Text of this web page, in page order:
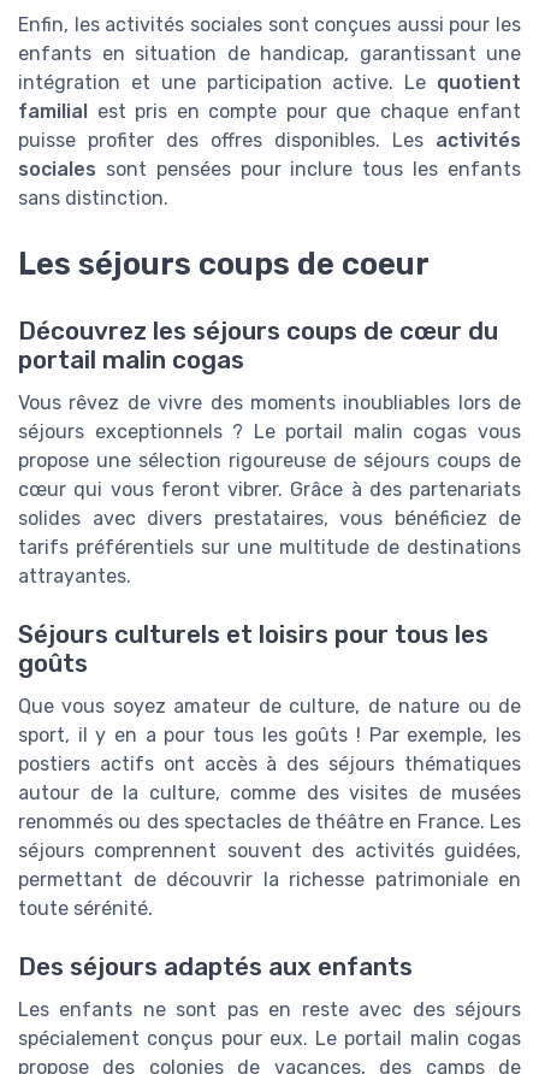
Enfin, les activités sociales sont conçues aussi pour les
enfants en situation de handicap, garantissant une
intégration et une participation active. Le quotient
familial
est pris en compte pour que chaque enfant
puisse profiter des offres disponibles. Les activités
sociales sont pensées pour inclure tous les enfants
sans distinction.
Les séjours coups de coeur
Découvrez les séjours coups de cœur du
portail malin cogas
Vous rêvez de vivre des moments inoubliables lors de
séjours exceptionnels ? Le portail malin cogas vous
propose une sélection rigoureuse de séjours coups de
cœur qui vous feront vibrer. Grâce à des partenariats
solides avec divers prestataires, vous bénéficiez de
tarifs préférentiels sur une multitude de destinations
attrayantes.
Séjours culturels et loisirs pour tous les
goûts
Que vous soyez amateur de culture, de nature ou de
sport, il y en a pour tous les goûts ! Par exemple, les
postiers actifs ont accès à des séjours thématiques
autour de la culture, comme des visites de musées
renommés ou des spectacles de théâtre en France. Les
séjours comprennent souvent des activités guidées,
permettant de découvrir la richesse patrimoniale en
toute sérénité.
Des séjours adaptés aux enfants
Les enfants ne sont pas en reste avec des séjours
spécialement conçus pour eux. Le portail malin cogas
propose des colonies de vacances, des camps de